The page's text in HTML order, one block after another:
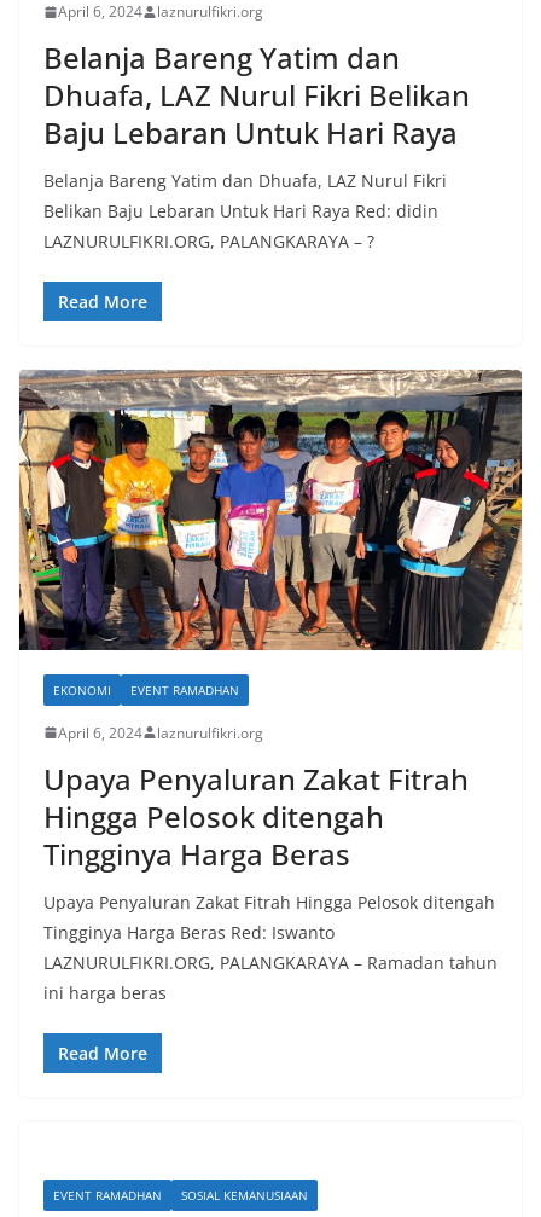
April 6, 2024 laznurulfikri.org
Belanja Bareng Yatim dan
Dhuafa, LAZ Nurul Fikri Belikan
Baju Lebaran Untuk Hari Raya
Belanja Bareng Yatim dan Dhuafa, LAZ Nurul Fikri
Belikan Baju Lebaran Untuk Hari Raya Red: didin
LAZNURULFIKRI.ORG, PALANGKARAYA – ?
Read More
EKONOMI EVENT RAMADHAN
April 6, 2024 laznurulfikri.org
Upaya Penyaluran Zakat Fitrah
Hingga Pelosok ditengah
Tingginya Harga Beras
Upaya Penyaluran Zakat Fitrah Hingga Pelosok ditengah
Tingginya Harga Beras Red: Iswanto
LAZNURULFIKRI.ORG, PALANGKARAYA – Ramadan tahun
ini harga beras
Read More
EVENT RAMADHAN SOSIAL KEMANUSIAAN